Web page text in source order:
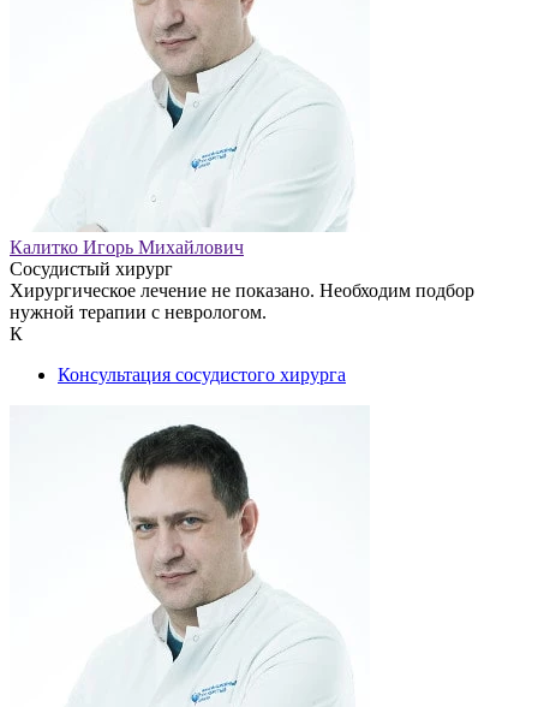
Калитко Игорь Михайлович
Сосудистый хирург
Хирургическое лечение не показано. Необходим подбор
нужной терапии с неврологом.
К
Консультация сосудистого хирурга